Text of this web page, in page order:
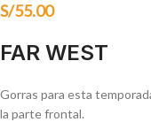
S/55.00
FAR WEST
Gorras para esta
la parte frontal.